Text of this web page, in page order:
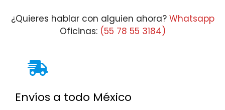
¿Quieres hablar con alguien ahora? Whatsapp
Oficinas: (55 78 55 3184)
Envíos a todo México